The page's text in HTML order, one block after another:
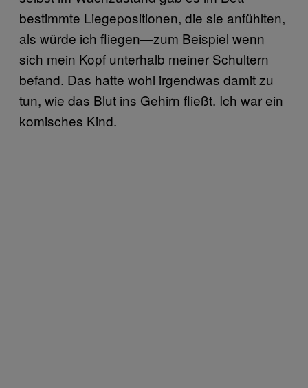
bestimmte Liegepositionen, die sie anfühlten,
als würde ich fliegen—zum Beispiel wenn
sich mein Kopf unterhalb meiner Schultern
befand. Das hatte wohl irgendwas damit zu
tun, wie das Blut ins Gehirn fließt. Ich war ein
komisches Kind.